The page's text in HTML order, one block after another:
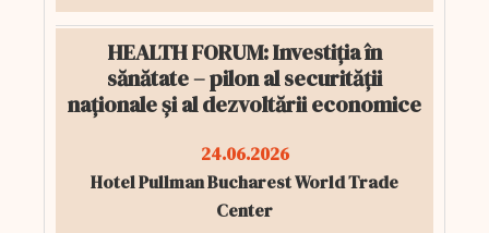
HEALTH FORUM: Investiția în
sănătate – pilon al securității
naționale și al dezvoltării economice
24.06.2026
Hotel Pullman Bucharest World Trade
Center